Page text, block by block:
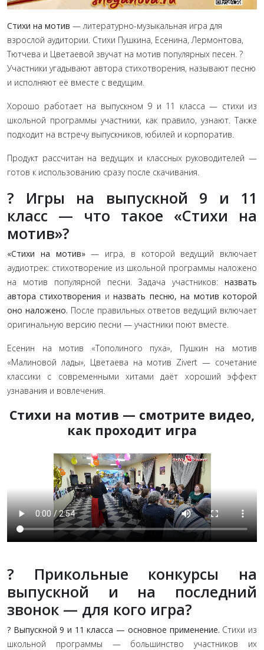
Стихи на мотив — литературно-музыкальная игра для
взрослой аудитории. Стихи Пушкина, Есенина, Лермонтова,
Тютчева и Цветаевой звучат на мотив популярных песен. ?
Участники угадывают автора стихотворения, называют песню
и исполняют её вместе с ведущим.
Хорошо работает на выпускном 9 и 11 класса — стихи из
школьной программы участники, как правило, узнают. Также
подходит на встречу выпускников, юбилей и корпоратив.
Продукт рассчитан на ведущих и классных руководителей —
готов к использованию сразу после скачивания.
? Игры на выпускной 9 и 11
класс — что такое «Стихи на
мотив»?
«Стихи на мотив»— игра, в которой ведущий включает
аудиотрек: стихотворение из школьной программы наложено
на мотив популярной песни. Задача участников: назвать
автора стихотворения иназвать песню, на мотив которой
оно наложено. После правильных ответов ведущий включает
оригинальную версию песни — участники поют вместе.
Есенин на мотив «Тополиного пуха», Пушкин на мотив
«Малиновой лады», Цветаева на мотив Zivert — сочетание
классики с современными хитами даёт хороший эффект
узнавания и вовлечения.
Стихи на мотив — смотрите видео,
как проходит игра
? Прикольные конкурсы на
выпускной и на последний
звонок — для кого игра?
? Выпускной 9 и 11 класса — основное применение. Стихи из
школьной программы — большинство участников их